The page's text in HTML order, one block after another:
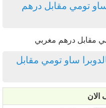
ساو تومي مقابل درهم
ساو تومي مقابل